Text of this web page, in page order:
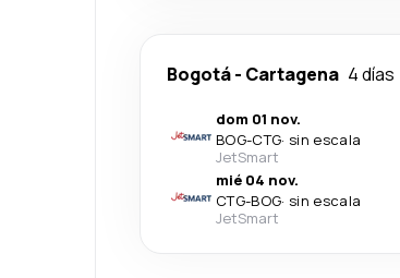
Bogotá- Cartagena 4 días
dom 01 nov.
BOG-CTG· sin escala
JetSmart
mié 04 nov.
CTG-BOG· sin escala
JetSmart